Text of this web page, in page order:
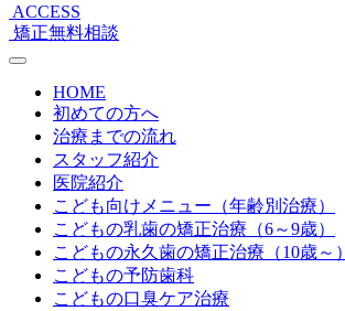
ACCESS
矯正無料相談
HOME
初めての方へ
治療までの流れ
スタッフ紹介
医院紹介
こども向けメニュー（年齢別治療）
こどもの乳歯の矯正治療（6～9歳）
こどもの永久歯の矯正治療（10歳～）
こどもの予防歯科
こどもの口臭ケア治療